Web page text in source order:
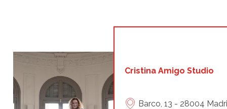
Cristina Amigo Studio
Barco, 13 - 28004